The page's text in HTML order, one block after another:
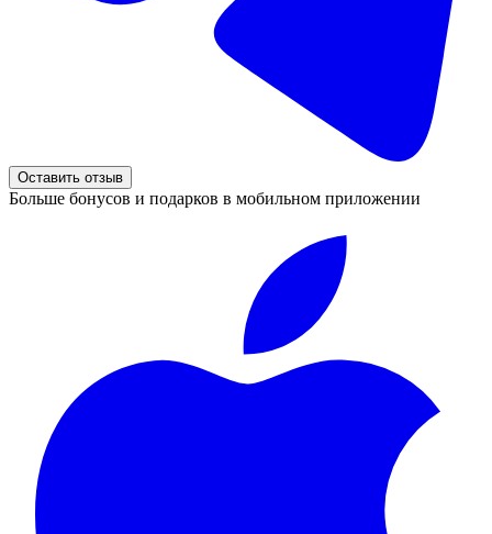
Оставить отзыв
Больше бонусов и подарков в мобильном приложении